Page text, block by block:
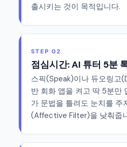
출시키는 것이 목적입니다.
STEP 02
점심시간: AI 튜터 5분
스픽(Speak)이나 듀오링고
반 회화 앱을 켜고 딱 5분만
가 문법을 틀려도 눈치를 주
(Affective Filter)을 낮춰줍